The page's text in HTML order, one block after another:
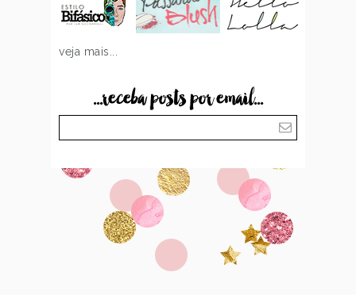
veja mais...
...receba posts por email...